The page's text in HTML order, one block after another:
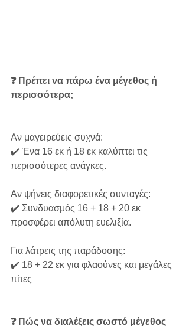
❓ Πρέπει να πάρω ένα μέγεθος ή
περισσότερα;
Αν μαγειρεύεις συχνά:
✔️ Ένα 16 εκ ή 18 εκ καλύπτει τις
περισσότερες ανάγκες.
Αν ψήνεις διαφορετικές συνταγές:
✔️ Συνδυασμός 16 + 18 + 20 εκ
προσφέρει απόλυτη ευελιξία.
Για λάτρεις της παράδοσης:
✔️ 18 + 22 εκ για φλαούνες και μεγάλες
πίτες
❓ Πώς να διαλέξεις σωστό μέγεθος